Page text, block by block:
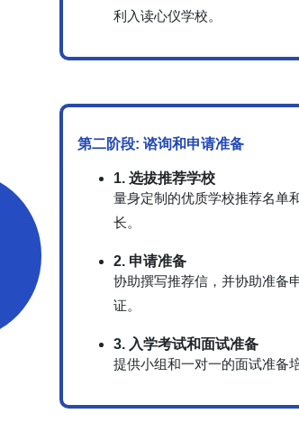
利入读心仪学校。
第二阶段: 谘询和申请准备
1. 选拔推荐学校
量身定制的优质学校推荐名单
长。
2. 申请准备
协助撰写推荐信，并协助准备
证。
3. 入学考试和面试准备
提供小组和一对一的面试准备